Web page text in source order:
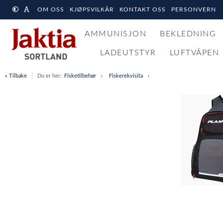
OM OSS KJØPSVILKÅR KONTAKT OSS PERSONVERN
AMMUNISJON BEKLEDNING
LADEUTSTYR LUFTVÅPEN
« Tilbake Du er her: Fisketilbehør Fiskerekvisita